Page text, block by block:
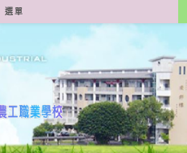
選單